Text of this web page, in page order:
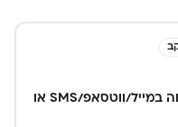
העתקת לינק של טופס לצורך שליחה במייל/ווטסאפ/SMS או